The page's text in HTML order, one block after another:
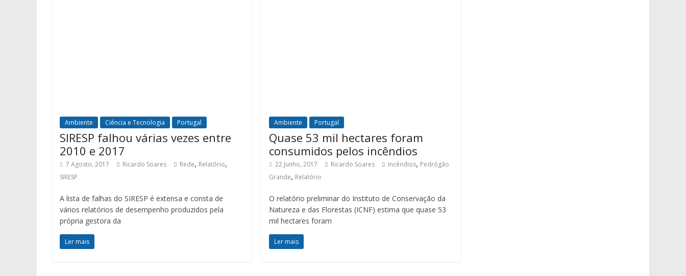
Ambiente Ciência e Tecnologia Portugal
SIRESP falhou várias vezes entre
2010 e 2017
7 Agosto, 2017 Ricardo Soares Rede, Relatório,
SIRESP
A lista de falhas do SIRESP é extensa e consta de
vários relatórios de desempenho produzidos pela
própria gestora da
Ler mais
Ambiente Portugal
Quase 53 mil hectares foram
consumidos pelos incêndios
22 Junho, 2017 Ricardo Soares Incêndios, Pedrógão
Grande, Relatório
O relatório preliminar do Instituto de Conservação da
Natureza e das Florestas (ICNF) estima que quase 53
mil hectares foram
Ler mais